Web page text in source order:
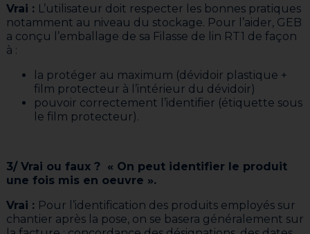
Vrai : L’utilisateur doit respecter les bonnes pratiques
notamment au niveau du stockage. Pour l’aider, GEB
a conçu l’emballage de sa Filasse de lin RT1 de façon
à :
la protéger au maximum (dévidoir plastique +
film protecteur à l’intérieur du dévidoir)
pouvoir correctement l’identifier (étiquette sous
le film protecteur).
3/ Vrai ou faux ? « On peut identifier le produit
une fois mis en oeuvre ».
Vrai : Pour l’identification des produits employés sur
chantier après la pose, on se basera généralement sur